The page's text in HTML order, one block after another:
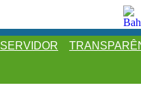
SERVIDOR